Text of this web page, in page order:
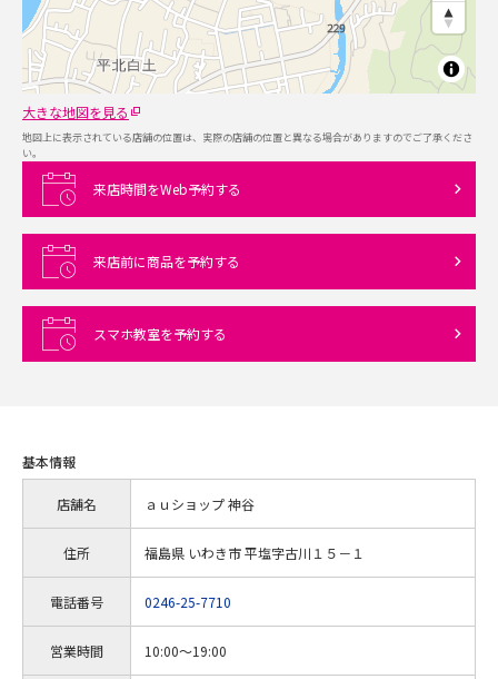
大きな地図を見る
地図上に表示されている店舗の位置は、実際の店舗の位置と異なる場合がありますのでご了承くださ
い。
来店時間をWeb予約する
来店前に商品を予約する
スマホ教室を予約する
基本情報
店舗名 ａｕショップ 神谷
住所 福島県 いわき市 平塩字古川１５－１
電話番号 0246-25-7710
営業時間 10:00～19:00